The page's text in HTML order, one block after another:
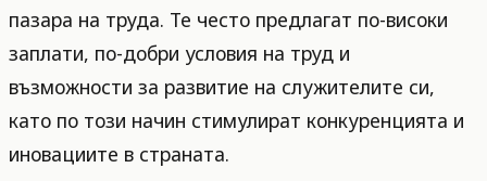
пазара на труда. Те често предлагат по-високи
заплати, по-добри условия на труд и
възможности за развитие на служителите си,
като по този начин стимулират конкуренцията и
иновациите в страната.